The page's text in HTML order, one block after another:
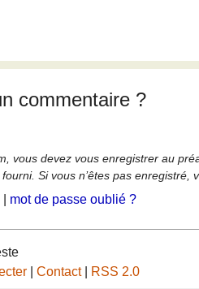
commentaire ?
vous devez vous enregistrer au
Si vous n’êtes pas enregistré,
mot de passe oublié ?
Contact| RSS 2.0